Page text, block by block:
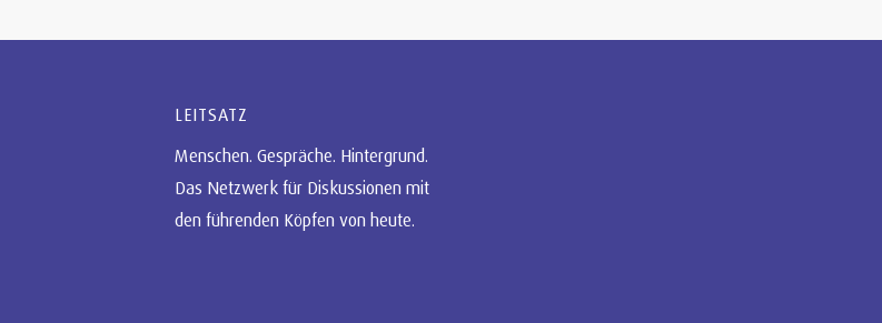
LEITSATZ
Menschen. Gespräche. Hintergrund.
Das Netzwerk für Diskussionen mit
den führenden Köpfen von heute.